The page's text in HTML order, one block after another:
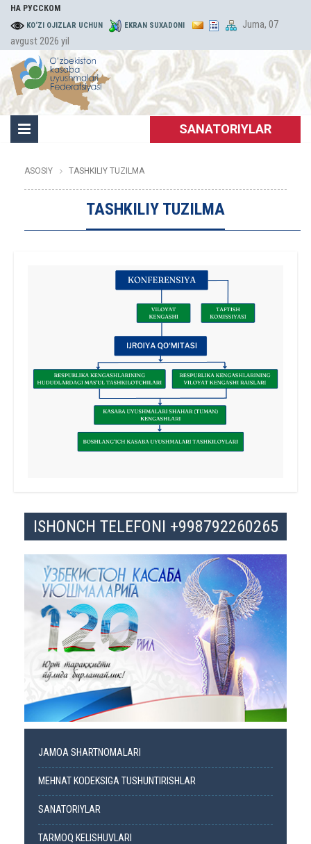
НА РУССКОМ
KO‘ZI OJIZLAR UCHUN EKRAN SUXADONI
Juma, 07
avgust 2026 yil
SANATORIYLAR
ASOSIY TASHKILIY TUZILMA
TASHKILIY TUZILMA
ISHONCH TELEFONI +998792260265
JAMOA SHARTNOMALARI
MEHNAT KODEKSIGA TUSHUNTIRISHLAR
SANATORIYLAR
TARMOQ KELISHUVLARI